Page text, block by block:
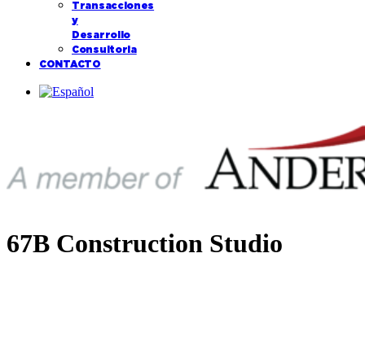
Transacciones
y
Desarrollo
Consultoria
CONTACTO
67B Construction Studio